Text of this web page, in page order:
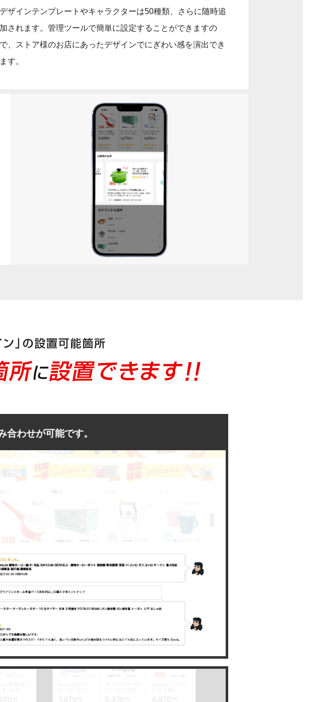
デザインテンプレートやキャラクターは50種類、さらに随時追
加されます。管理ツールで簡単に設定することができますの
で、ストア様のお店にあったデザインでにぎわい感を演出でき
ます。
わせが可能です。